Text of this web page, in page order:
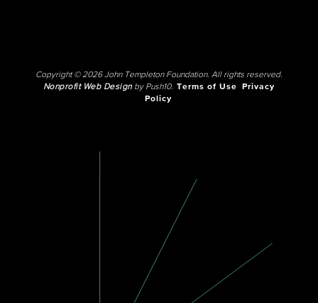
Copyright © 2026 John Templeton Foundation. All rights reserved.
Nonprofit Web Designby Push10. Terms of Use
Privacy
Policy